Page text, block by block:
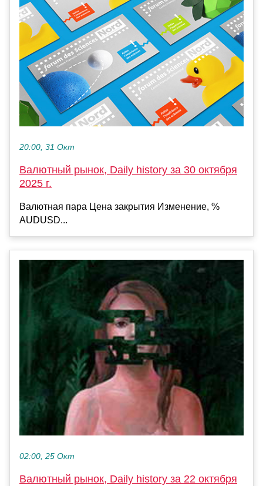
20:00, 31 Окт
Валютный рынок, Daily history за 30 октября
2025 г.
Валютная пара Цена закрытия Изменение, %
AUDUSD...
02:00, 25 Окт
Валютный рынок, Daily history за 22 октября